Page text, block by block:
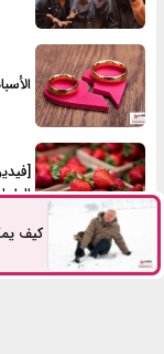
الأكثر مشاهدة
كيف